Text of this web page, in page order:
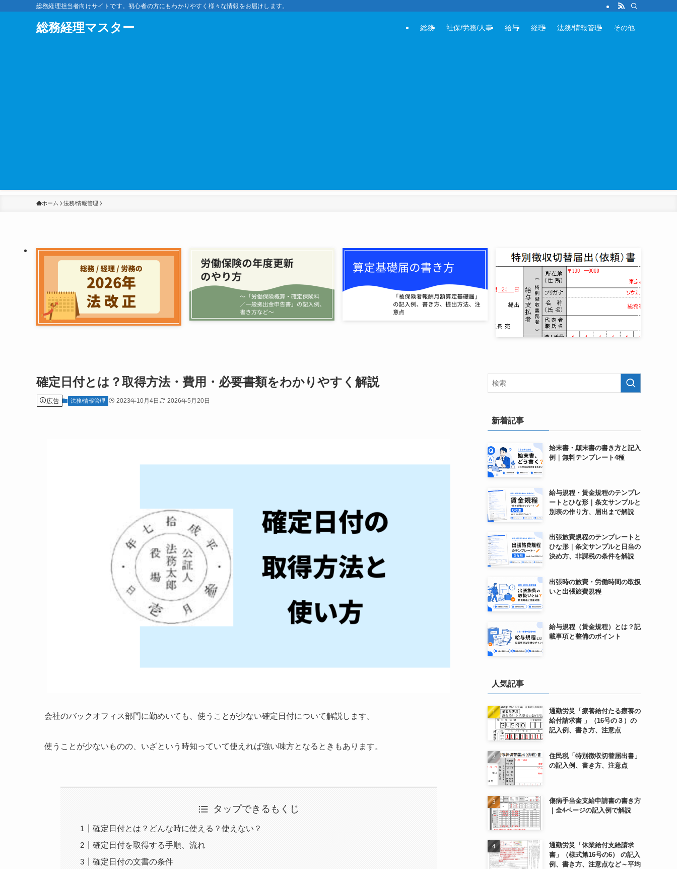
総務経理担当者向けサイトです。初心者の方にもわかりやすく様々な情報をお届けします。
総務経理マスター 総務 社保/労務/人事 給与 経理 法務/情報管理 その他
ホーム 法務/情報管理
確定日付とは？取得方法・費用・必要書類をわかりやすく解説
広告 法務/情報管理 2023年10月4日 2026年5月20日
会社のバックオフィス部門に勤めいても、使うことが少ない確定日付について解説します。
使うことが少ないものの、いざという時知っていて使えれば強い味方となるときもあります。
タップできるもくじ
確定日付とは？どんな時に使える？使えない？
確定日付を取得する手順、流れ
確定日付の文書の条件
新着記事
始末書・顛末書の書き方と記入
例｜無料テンプレート4種
給与規程・賃金規程のテンプレ
ートとひな形｜条文サンプルと
別表の作り方、届出まで解説
出張旅費規程のテンプレートと
ひな形｜条文サンプルと日当の
決め方、非課税の条件を解説
出張時の旅費・労働時間の取扱
いと出張旅費規程
給与規程（賃金規程）とは？記
載事項と整備のポイント
人気記事
通勤労災「療養給付たる療養の
給付請求書 」（16号の３）の
記入例、書き方、注意点
住民税「特別徴収切替届出書」
の記入例、書き方、注意点
傷病手当金支給申請書の書き方
｜全4ページの記入例で解説
通勤労災「休業給付支給請求
書」（様式第16号の6） の記入
例、書き方、注意点など～平均